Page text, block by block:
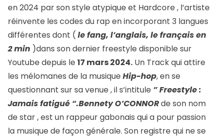
en 2024 par son style atypique et Hardcore , l’artiste
réinvente les codes du rap en incorporant 3 langues
différentes dont ( le fang, l’anglais, le français en
2 min )dans son dernier freestyle disponible sur
Youtube depuis le 17 mars 2024. Un Track qui attire
les mélomanes de la musique Hip-hop, en se
questionnant sur sa venue , il s’intitule ” Freestyle :
Jamais fatigué “.Bennety O’CONNORde son nom
de star , est un rappeur gabonais qui a pour passion
la musique de façon générale. Son registre qui ne se